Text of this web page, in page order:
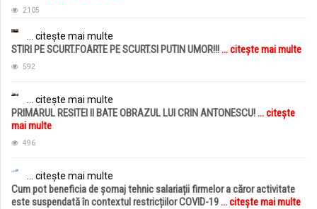
2105
... citește mai multe
STIRI PE SCURT.FOARTE PE SCURT.SI PUTIN UMOR!!!... citește mai multe
592
... citește mai multe
PRIMARUL RESITEI II BATE OBRAZUL LUI CRIN ANTONESCU!... citește
mai multe
496
... citește mai multe
Cum pot beneficia de șomaj tehnic salariații firmelor a căror activitate
este suspendată în contextul restricțiilor COVID-19... citește mai multe